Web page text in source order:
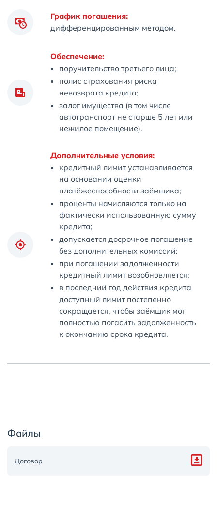
График погашения:
дифференцированным методом.
Обеспечение:
поручительство третьего лица;
полис страхования риска
невозврата кредита;
залог имущества (в том числе
автотранспорт не старше 5 лет или
нежилое помещение).
Дополнительные условия:
кредитный лимит устанавливается
на основании оценки
платёжеспособности заёмщика;
проценты начисляются только на
фактически использованную сумму
кредита;
допускается досрочное погашение
без дополнительных комиссий;
при погашении задолженности
кредитный лимит возобновляется;
в последний год действия кредита
доступный лимит постепенно
сокращается, чтобы заёмщик мог
полностью погасить задолженность
к окончанию срока кредита.
Файлы
Договор